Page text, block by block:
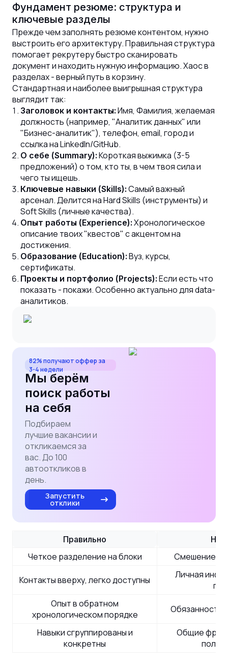
Фундамент резюме: структура и
ключевые разделы
Прежде чем заполнять резюме контентом, нужно
выстроить его архитектуру. Правильная структура
помогает рекрутеру быстро сканировать
документ и находить нужную информацию. Хаос в
разделах - верный путь в корзину.
Стандартная и наиболее выигрышная структура
выглядит так:
Заголовок и контакты: Имя, Фамилия, желаемая
должность (например, "Аналитик данных" или
"Бизнес-аналитик"), телефон, email, город и
ссылка на LinkedIn/GitHub.
О себе (Summary): Короткая выжимка (3-5
предложений) о том, кто ты, в чем твоя сила и
чего ты ищешь.
Ключевые навыки (Skills): Самый важный
арсенал. Делится на Hard Skills (инструменты) и
Soft Skills (личные качества).
Опыт работы (Experience): Хронологическое
описание твоих "квестов" с акцентом на
достижения.
Образование (Education): Вуз, курсы,
сертификаты.
Проекты и портфолио (Projects): Если есть что
показать - покажи. Особенно актуально для data-
аналитиков.
82% получают оффер за
3-4 недели
Мы берём
поиск работы
на себя
Подбираем
лучшие вакансии и
откликаемся за
вас. До 100
автооткликов в
день.
Запустить
отклики
Правильно
Четкое разделение на блоки Смешение
Контакты вверху, легко доступны
Личная
Опыт в обратном
хронологическом порядке
Обязанности
Навыки сгруппированы и
конкретны
Общие